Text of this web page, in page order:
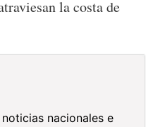
la costa de
nacionales e